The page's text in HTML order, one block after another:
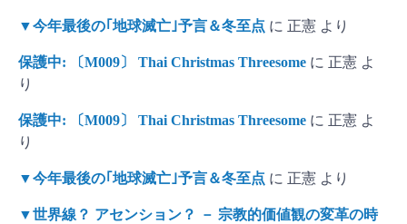
▼今年最後の｢地球滅亡｣予言＆冬至点 に 正憲 より
保護中: 〔M009〕 Thai Christmas Threesome に 正憲 よ
り
保護中: 〔M009〕 Thai Christmas Threesome に 正憲 よ
り
▼今年最後の｢地球滅亡｣予言＆冬至点 に 正憲 より
▼世界線？ アセンション？ － 宗教的価値観の変革の時